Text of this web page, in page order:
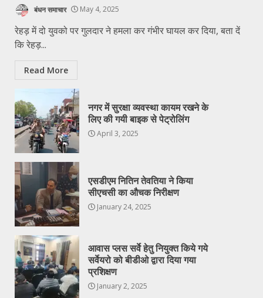
बंधन समाचार May 4, 2025
रेहड़ में दो युवको पर गुलदार ने हमला कर गंभीर घायल कर दिया, बता दें
कि रेहड़...
Read More
नगर में सुरक्षा व्यवस्था कायम रखने के
लिए की गयी बाइक से पेट्रोलिंग
April 3, 2025
एसडीएम नितिन तेवतिया ने किया
सीएचसी का औचक निरीक्षण
January 24, 2025
आवास प्लस सर्वे हेतु नियुक्त किये गये
सर्वेयरो को बीडीओ द्वारा दिया गया
प्रशिक्षण
January 2, 2025